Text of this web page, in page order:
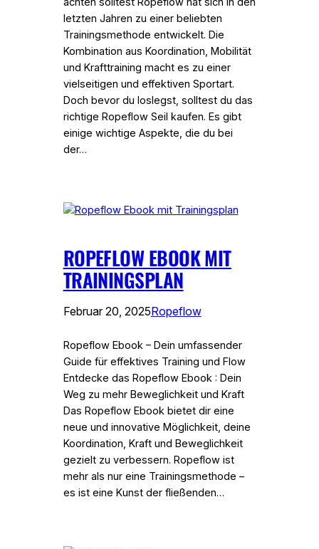
letzten Jahren zu einer beliebten
Trainingsmethode entwickelt. Die
Kombination aus Koordination, Mobilität
und Krafttraining macht es zu einer
vielseitigen und effektiven Sportart.
Doch bevor du loslegst, solltest du das
richtige Ropeflow Seil kaufen. Es gibt
einige wichtige Aspekte, die du bei
der…
ROPEFLOW EBOOK MIT
TRAININGSPLAN
Februar 20, 2025Ropeflow
Ropeflow Ebook – Dein umfassender
Guide für effektives Training und Flow
Entdecke das Ropeflow Ebook : Dein
Weg zu mehr Beweglichkeit und Kraft
Das Ropeflow Ebook bietet dir eine
neue und innovative Möglichkeit, deine
Koordination, Kraft und Beweglichkeit
gezielt zu verbessern. Ropeflow ist
mehr als nur eine Trainingsmethode –
es ist eine Kunst der fließenden…